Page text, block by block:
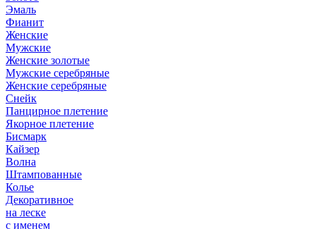
Эмаль
Фианит
Женские
Мужские
Женские золотые
Мужские серебряные
Женские серебряные
Снейк
Панцирное плетение
Якорное плетение
Бисмарк
Кайзер
Волна
Штампованные
Колье
Декоративное
на леске
с именем